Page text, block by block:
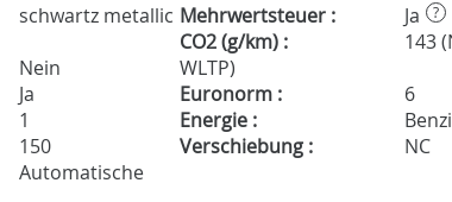
schwartz metallic Mehrwertsteuer : Ja ?
Nein
CO2 (g/km) :
143
WLTP)
Ja Euronorm :
6
1 Energie :
150 Verschiebung :
NC
Automatische